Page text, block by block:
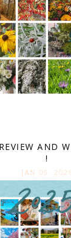
AND
!
JAN 05.